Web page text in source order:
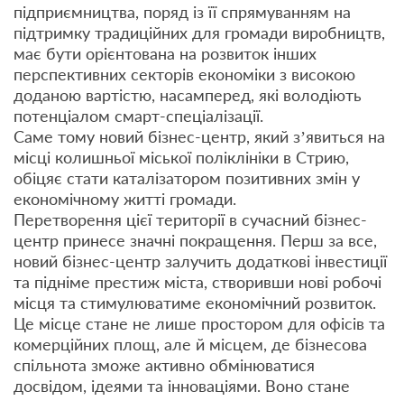
підприємництва, поряд із її спрямуванням на
підтримку традиційних для громади виробництв,
має бути орієнтована на розвиток інших
перспективних секторів економіки з високою
доданою вартістю, насамперед, які володіють
потенціалом смарт-спеціалізації.
Саме тому новий бізнес-центр, який з’явиться на
місці колишньої міської поліклініки в Стрию,
обіцяє стати каталізатором позитивних змін у
економічному житті громади.
Перетворення цієї території в сучасний бізнес-
центр принесе значні покращення. Перш за все,
новий бізнес-центр залучить додаткові інвестиції
та підніме престиж міста, створивши нові робочі
місця та стимулюватиме економічний розвиток.
Це місце стане не лише простором для офісів та
комерційних площ, але й місцем, де бізнесова
спільнота зможе активно обмінюватися
досвідом, ідеями та інноваціями. Воно стане